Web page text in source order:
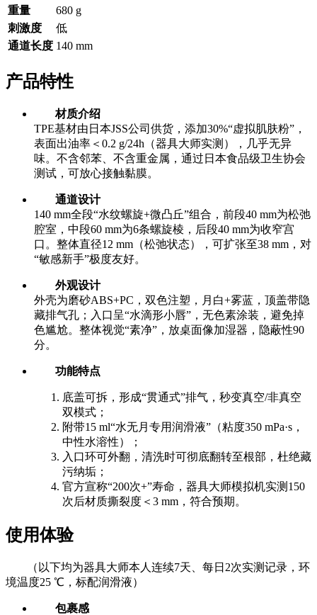
重量
680 g
刺激度
低
通道长度 140 mm
产品特性
材质介绍
TPE基材由日本JSS公司供货，添加30%“虚拟肌肤粉”，
表面出油率＜0.2 g/24h（器具大师实测），几乎无异
味。不含邻苯、不含重金属，通过日本食品级卫生协会
测试，可放心接触黏膜。
通道设计
140 mm全段“水纹螺旋+微凸丘”组合，前段40 mm为松弛
腔室，中段60 mm为6条螺旋棱，后段40 mm为收窄宫
口。整体直径12 mm（松弛状态），可扩张至38 mm，对
“敏感新手”极度友好。
外观设计
外壳为磨砂ABS+PC，双色注塑，月白+雾蓝，顶盖带隐
藏排气孔；入口呈“水滴形小唇”，无色素涂装，避免掉
色尴尬。整体视觉“素净”，放桌面像加湿器，隐蔽性90
分。
功能特点
底盖可拆，形成“贯通式”排气，秒变真空/非真空
双模式；
附带15 ml“水无月专用润滑液”（粘度350 mPa·s，
中性水溶性）；
入口环可外翻，清洗时可彻底翻转至根部，杜绝藏
污纳垢；
官方宣称“200次+”寿命，器具大师模拟机实测150
次后材质撕裂度＜3 mm，符合预期。
使用体验
（以下均为器具大师本人连续7天、每日2次实测记录，环
境温度25 ℃，标配润滑液）
包裹感